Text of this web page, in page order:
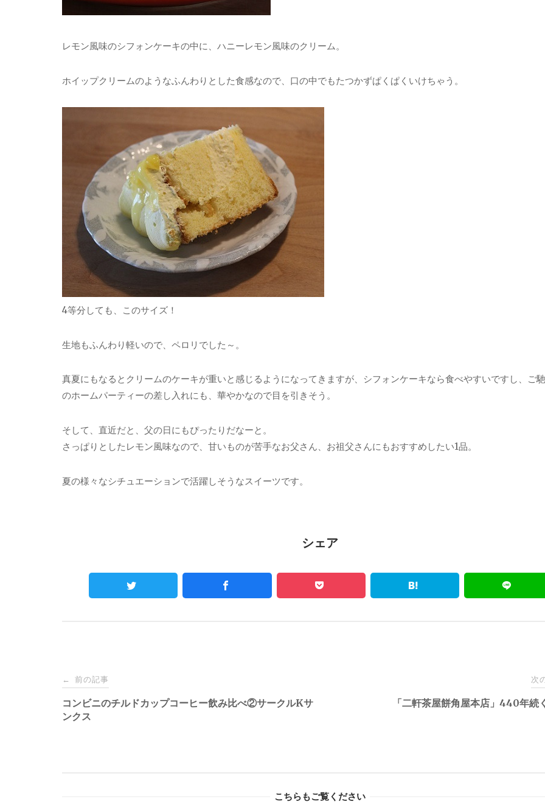
レモン風味のシフォンケーキの中に、ハニーレモン風味のクリーム。
ホイップクリームのようなふんわりとした食感なので、口の中でもたつかずぱくぱくいけちゃう。
4等分しても、このサイズ！
生地もふんわり軽いので、ペロリでした～。
真夏にもなるとクリームのケーキが重いと感じるようになってきますが、シフォンケーキなら食べやすいですし、ご
のホームパーティーの差し入れにも、華やかなので目を引きそう。
そして、直近だと、父の日にもぴったりだなーと。
さっぱりとしたレモン風味なので、甘いものが苦手なお父さん、お祖父さんにもおすすめしたい1品。
夏の様々なシチュエーションで活躍しそうなスイーツです。
シェア
Post
navigation
← 前の記事
コンビニのチルドカップコーヒー飲み比べ②サークルKサ
ンクス
次
「二軒茶屋餅角屋本店」440年続
こちらもご覧ください